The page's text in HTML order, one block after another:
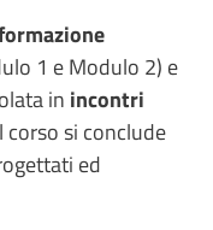
1 e Modulo 2) e
in incontri
corso si conclude
ed